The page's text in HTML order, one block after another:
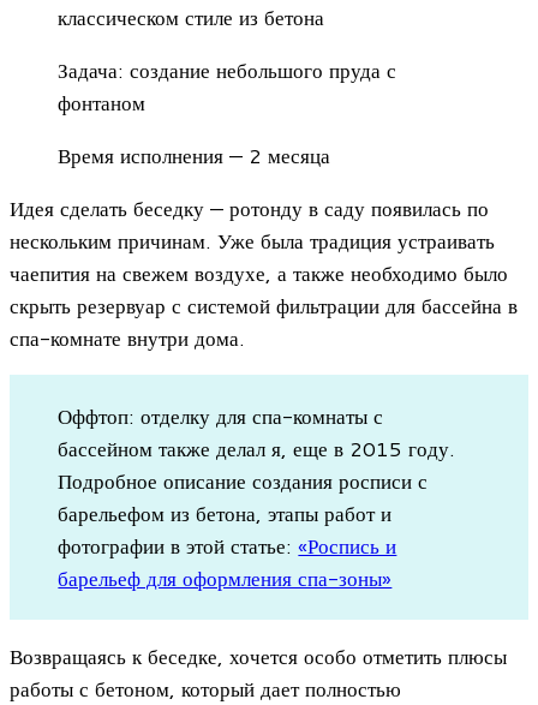
классическом стиле из бетона
Задача: создание небольшого пруда с
фонтаном
Время исполнения — 2 месяца
Идея сделать беседку — ротонду в саду появилась по
нескольким причинам. Уже была традиция устраивать
чаепития на свежем воздухе, а также необходимо было
скрыть резервуар с системой фильтрации для бассейна в
спа-комнате внутри дома.
Оффтоп: отделку для спа-комнаты с
бассейном также делал я, еще в 2015 году.
Подробное описание создания росписи с
барельефом из бетона, этапы работ и
фотографии в этой статье:«Роспись и
барельеф для оформления спа-зоны»
Возвращаясь к беседке, хочется особо отметить плюсы
работы с бетоном, который дает полностью